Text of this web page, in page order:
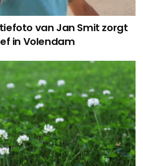
van Jan Smit zorgt
in Volendam